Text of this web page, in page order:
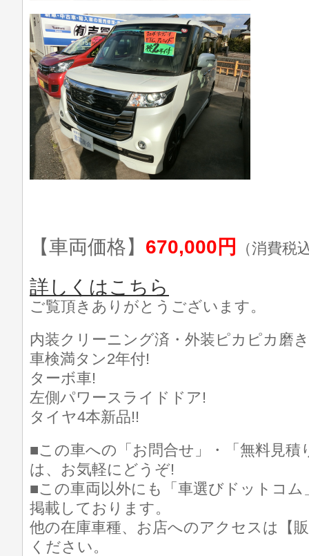
【車両価格】 670,000円 （消費税
詳しくはこちら
ご覧頂きありがとうございます。
内装クリーニング済・外装ピカピカ磨
車検満タン2年付!
ターボ車!
左側パワースライドドア!
タイヤ4本新品!!
■この車への「お問合せ」・「無料見積
は、お気軽にどうぞ!
■この車両以外にも「車選びドットコ
掲載しております。
他の在庫車種、お店へのアクセスは【
ください。